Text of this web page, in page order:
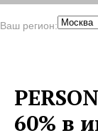
Ваш регион:
60% в